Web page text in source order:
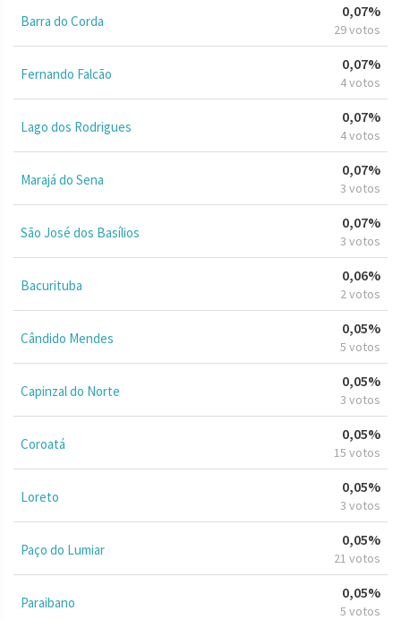
Barra do Corda
0,07%
29 votos
Fernando Falcão
0,07%
4 votos
Lago dos Rodrigues
0,07%
4 votos
Marajá do Sena
0,07%
3 votos
São José dos Basílios
0,07%
3 votos
Bacurituba
0,06%
2 votos
Cândido Mendes
0,05%
5 votos
Capinzal do Norte
0,05%
3 votos
Coroatá
0,05%
15 votos
Loreto
0,05%
3 votos
Paço do Lumiar
0,05%
21 votos
Paraibano
0,05%
5 votos